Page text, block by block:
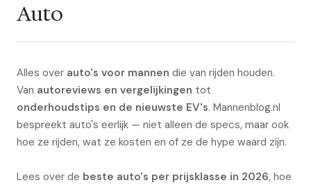
Auto
Alles over auto's voor mannen die van rijden houden.
Van autoreviews en vergelijkingen tot
onderhoudstips en de nieuwste EV's. Mannenblog.nl
bespreekt auto's eerlijk — niet alleen de specs, maar ook
hoe ze rijden, wat ze kosten en of ze de hype waard zijn.
Lees over de beste auto's per prijsklasse in 2026, hoe